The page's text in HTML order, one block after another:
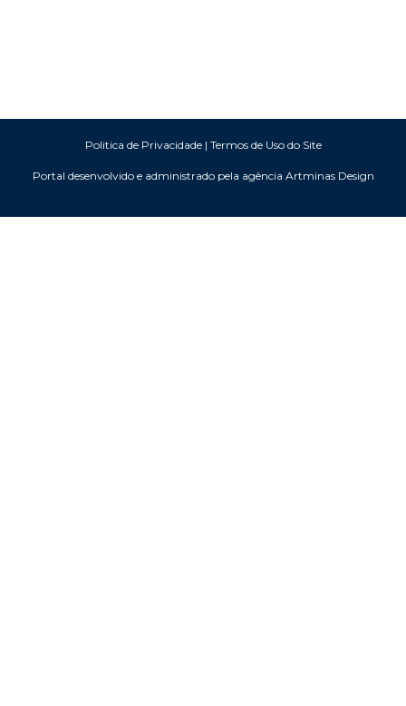
Politica de Privacidade| Termos de Uso do Site
Portal desenvolvido e administrado pela agência Artminas Design